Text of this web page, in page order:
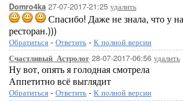
Domro4ka 27-07-2017-21:25 удалить
Спасибо! Даже не знала, что у
ресторан.)))
Обратиться - Ответить - К полной версии
Счастливый_Астролог 28-07-2017-06:56 удалить
Ну вот, опять я голодная смотрела
Аппетитно всё выглядит
Обратиться - Ответить - К полной версии